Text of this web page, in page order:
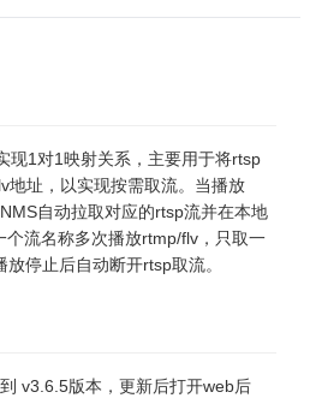
现1对1映射关系，主要用于将rtsp
址，以实现按需取流。 当播放
自动拉取对应的rtsp流并在本地
个流名称多次播放rtmp/flv，只取一
停止后自动断开rtsp取流。
v3.6.5版本，更新后打开web后